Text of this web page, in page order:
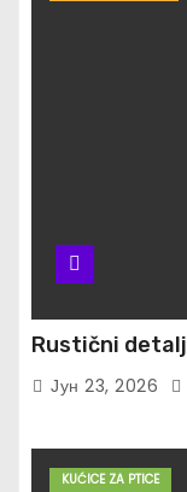
Rustični
Јун 23, 2026
KUĆICE ZA PTICE